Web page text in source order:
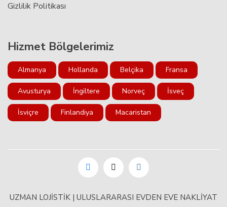
Gizlilik Politikası
Hizmet Bölgelerimiz
Almanya Hollanda Belçika Fransa
Avusturya İngiltere Norveç İsveç
İsviçre Finlandiya Macaristan
UZMAN LOJİSTİK | ULUSLARARASI EVDEN EVE NAKLİYAT